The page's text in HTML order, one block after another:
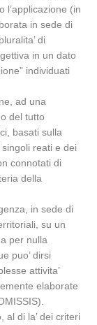
l’applicazione (in
in sede di
di
in un dato
individuati
ad una
del tutto
basati sulla
reati e dei
connotati di
della
in sede di
su un
per nulla
puo’ dirsi
attivita’
elaborate
di la’ dei criteri